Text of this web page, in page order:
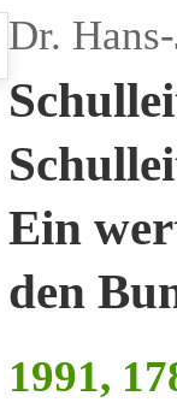
Dr.
Ein
den
1991,